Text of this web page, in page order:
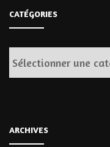
CATÉGORIES
Catégories
ARCHIVES